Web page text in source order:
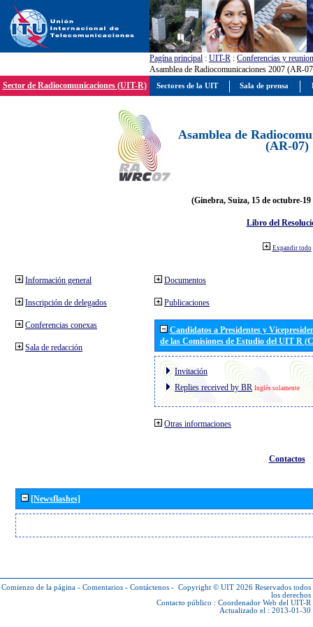
Pagína principal : UIT-R : Conferencias y
Asamblea de Radiocomunicaciones 2007 (AR-
Sector de Radiocomunicaciones (UIT-R)
Asamblea de
(AR-07)
(Ginebra, Suiza, 15 de octubre-19
Libro del
Expandir todo
Información general
Inscripción de delegados
Conferencias conexas
Sala de redacción
Documentos
Publicaciones
Candidatos a Presidentes y
de las Comisiones de Estudio del UIT R
Invitación
Replies received by BR Inglés solamente
Otras informaciones
Contactos
[Newsflashes]
Comienzo de la página - Comentarios - Contáctenos - Copyright © UIT 2026 Reservados todos
los derechos
Contacto público : Coordenador Web del UIT-R
Actualizado el : 2013-01-30
Sectores de la UIT Sala de prensa